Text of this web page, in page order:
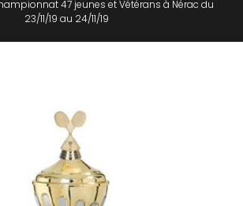
47 jeunes et Vétérans à Nérac du
23/11/19 au 24/11/19